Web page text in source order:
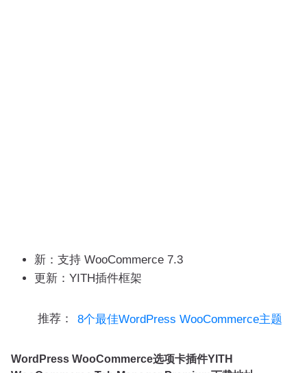
新：支持 WooCommerce 7.3
更新：YITH插件框架
推荐： 8个最佳WordPress WooCommerce主题
WordPress WooCommerce选项卡插件YITH